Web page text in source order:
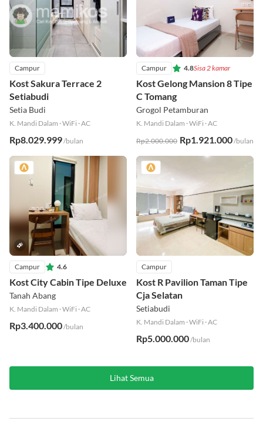
Campur
Kost Sakura Terrace 2
Setiabudi
Setia Budi
K. Mandi Dalam ·WiFi ·AC
Rp8.029.999/bulan
Campur 4.8Sisa 2 kamar
Kost Gelong Mansion 8 Tipe
C Tomang
Grogol Petamburan
K. Mandi Dalam ·WiFi ·AC
Rp2.000.000 Rp1.921.000/bulan
Campur 4.6
Kost City Cabin Tipe Deluxe
Tanah Abang
K. Mandi Dalam ·WiFi ·AC
Rp3.400.000/bulan
Campur
Kost R Pavilion Taman Tipe
Cja Selatan
Setiabudi
K. Mandi Dalam ·WiFi ·AC
Rp5.000.000/bulan
Lihat Semua